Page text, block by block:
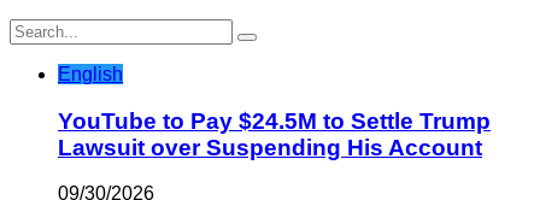
English
YouTube to Pay $24.5M to Settle Trump
Lawsuit over Suspending His Account
09/30/2026